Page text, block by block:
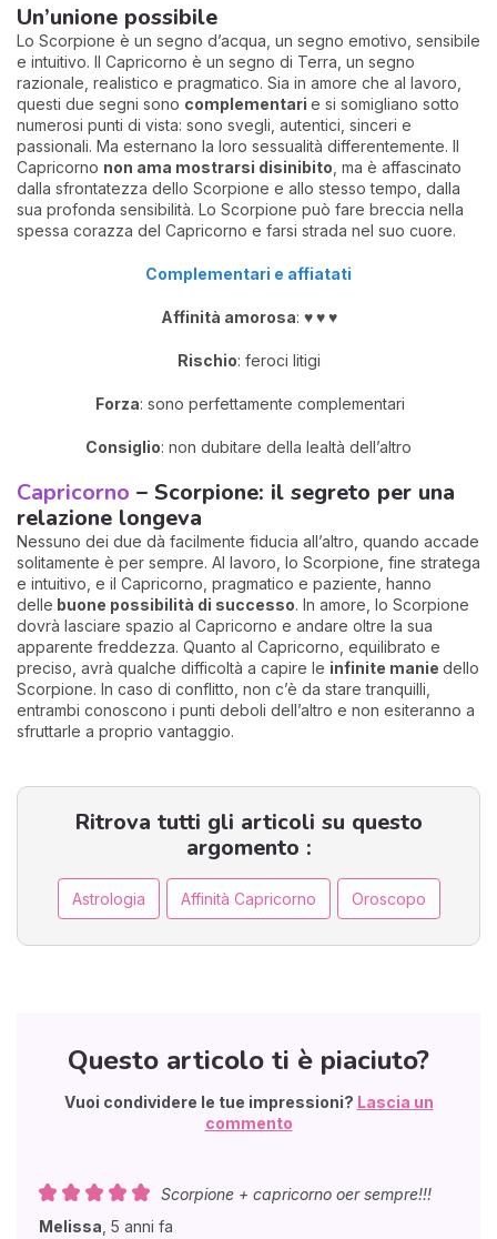
Un’unione possibile
Lo Scorpione è un segno d’acqua, un segno emotivo, sensibile
e intuitivo. Il Capricorno è un segno di Terra, un segno
razionale, realistico e pragmatico. Sia in amore che al lavoro,
questi due segni sono complementari e si somigliano sotto
numerosi punti di vista: sono svegli, autentici, sinceri e
passionali. Ma esternano la loro sessualità differentemente. Il
Capricorno non ama mostrarsi disinibito , ma è affascinato
dalla sfrontatezza dello Scorpione e allo stesso tempo, dalla
sua profonda sensibilità. Lo Scorpione può fare breccia nella
spessa corazza del Capricorno e farsi strada nel suo cuore.
Complementari e affiatati
Affinità amorosa: ♥ ♥ ♥
Rischio: feroci litigi
Forza: sono perfettamente complementari
Consiglio: non dubitare della lealtà dell’altro
Capricorno – Scorpione: il segreto per una
relazione longeva
Nessuno dei due dà facilmente fiducia all’altro, quando accade
solitamente è per sempre. Al lavoro, lo Scorpione, fine stratega
e intuitivo, e il Capricorno, pragmatico e paziente, hanno
delle buone possibilità di successo. In amore, lo Scorpione
dovrà lasciare spazio al Capricorno e andare oltre la sua
apparente freddezza. Quanto al Capricorno, equilibrato e
preciso, avrà qualche difficoltà a capire le infinite manie dello
Scorpione. In caso di conflitto, non c’è da stare tranquilli,
entrambi conoscono i punti deboli dell’altro e non esiteranno a
sfruttarle a proprio vantaggio.
Ritrova tutti gli articoli su questo
argomento :
Astrologia Affinità Capricorno Oroscopo
Questo articolo ti è piaciuto?
Vuoi condividere le tue impressioni? Lascia un
commento
Scorpione + capricorno oer sempre!!!
Melissa 5 anni fa